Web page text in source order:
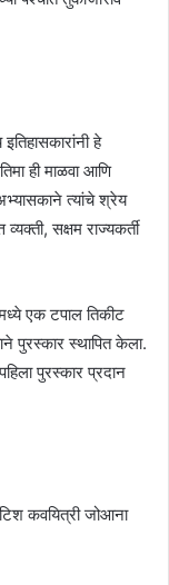
हे
ही माळवा आणि
अभ्यासकाने त्यांचे श्रेय
सक्षम राज्यकर्ती
एक टपाल तिकीट
पुरस्कार स्थापित केला.
पुरस्कार प्रदान
कवयित्री जोआना